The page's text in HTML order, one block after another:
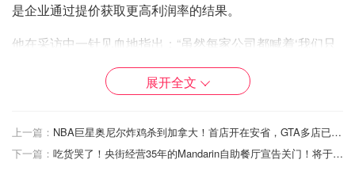
是企业通过提价获取更高利润率的结果。
他在采访中一针见血地指出：“虽然每家公司都喊着‘我们只
是在弥补成本，根本没赚到什么’，但这说法根本站不住
脚！加拿大企业恰恰是在通货膨胀的浪潮中，享受了巨大的
尽管2025年的完整数据尚未出炉，但即使面临贸易紧张局
势，这一年（指2025年）的利润表现也显得非常强劲。麦
展开全文
上一篇：
NBA巨星奥尼尔炸鸡杀到加拿大！首店开在安省，GTA多店已在路上！
下一篇：
吃货哭了！央街经营35年的Mandarin自助餐厅宣告关门！将于今年1月18日永久停业！